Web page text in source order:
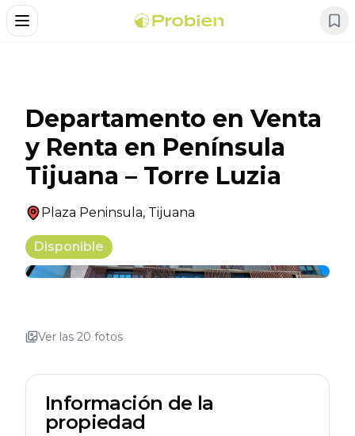
Alternar Menu
Departamento en Venta
y Renta en Península
Tijuana – Torre Luzia
Plaza Peninsula, Tijuana
Disponible
Ver las 20 fotos
Información de la
propiedad